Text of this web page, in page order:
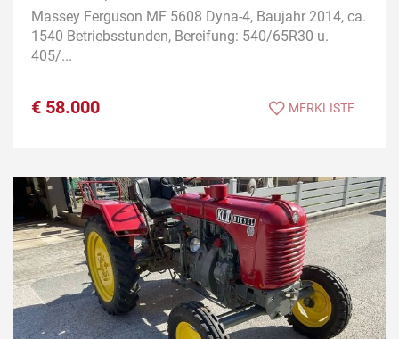
Massey Ferguson MF 5608 Dyna-4, Baujahr 2014, ca.
1540 Betriebsstunden, Bereifung: 540/65R30 u.
405/...
€ 58.000 MERKLISTE